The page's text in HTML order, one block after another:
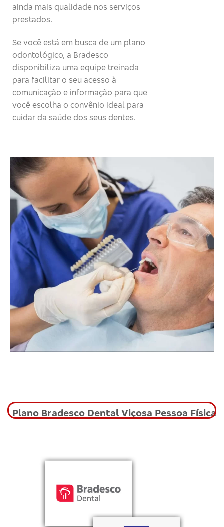
ainda mais qualidade nos serviços
prestados.
Se você está em busca de um plano
odontológico, a Bradesco
disponibiliza uma equipe treinada
para facilitar o seu acesso à
comunicação e informação para que
você escolha o convênio ideal para
cuidar da saúde dos seus dentes.
Plano Bradesco Dental Viçosa Pessoa Física